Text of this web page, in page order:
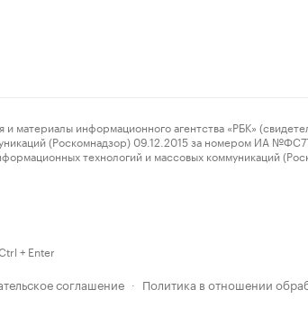
информационного агентства «РБК»
(Роскомнадзор) 09.12.2015 за номером ИА
технологий и массовых коммуникаций
+ Enter
соглашение · Политика в отношении